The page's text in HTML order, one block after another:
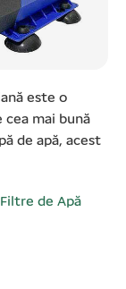
este o
cea mai bună
de apă, acest
Filtre de Apă